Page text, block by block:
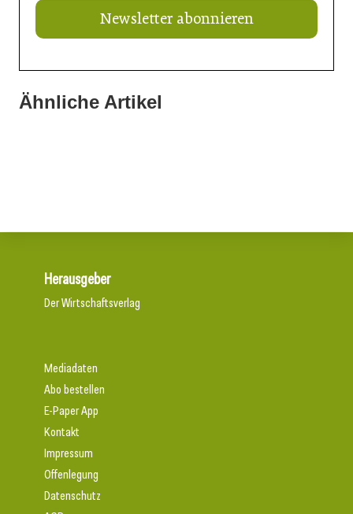
Newsletter abonnieren
Ähnliche Artikel
15. Juni 2026
Herausgeber
Der Wirtschaftsverlag
Mediadaten
Abo bestellen
E-Paper App
Kontakt
Impressum
Offenlegung
Datenschutz